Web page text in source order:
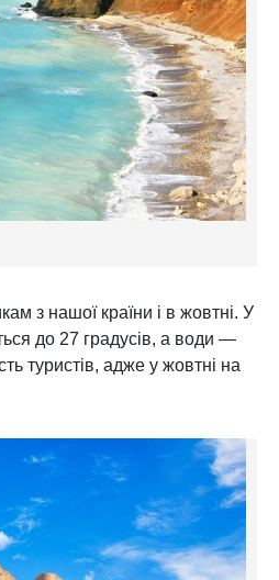
з нашої країни і в жовтні. У
до 27 градусів, а води —
туристів, адже у жовтні на